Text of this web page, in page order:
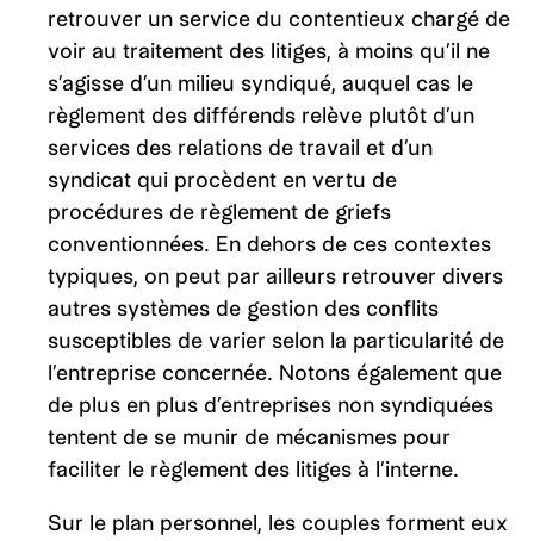
retrouver un service du contentieux chargé de
voir au traitement des litiges, à moins qu’il ne
s’agisse d’un milieu syndiqué, auquel cas le
règlement des différends relève plutôt d’un
services des relations de travail et d’un
syndicat qui procèdent en vertu de
procédures de règlement de griefs
conventionnées. En dehors de ces contextes
typiques, on peut par ailleurs retrouver divers
autres systèmes de gestion des conflits
susceptibles de varier selon la particularité de
l’entreprise concernée. Notons également que
de plus en plus d’entreprises non syndiquées
tentent de se munir de mécanismes pour
faciliter le règlement des litiges à l’interne.
Sur le plan personnel, les couples forment eux